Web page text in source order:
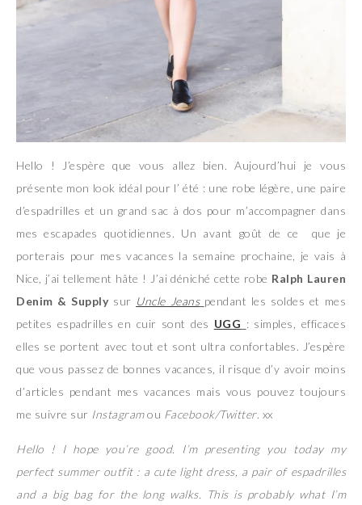
Hello ! J’espère que vous allez bien. Aujourd’hui je vous
présente mon look idéal pour l’ été : une robe légère, une paire
d’espadrilles et un grand sac à dos pour m’accompagner dans
mes escapades quotidiennes. Un avant goût de ce que je
porterais pour mes vacances la semaine prochaine, je vais à
Nice, j’ai tellement hâte ! J’ai déniché cette robe Ralph Lauren
Denim & Supplysur Uncle Jeans pendant les soldes et mes
petites espadrilles en cuir sont des UGG : simples, efficaces
elles se portent avec tout et sont ultra confortables. J’espère
que vous passez de bonnes vacances, il risque d’y avoir moins
d’articles pendant mes vacances mais vous pouvez toujours
me suivre sur Instagramou Facebook/Twitter. xx
Hello ! I hope you’re good. I’m presenting you today my
perfect summer outfit : a cute light dress, a pair of espadrilles
and a big bag for the long walks. This is probably what I’m